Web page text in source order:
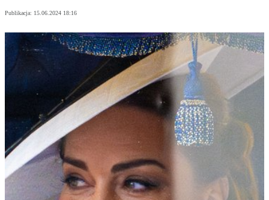
Publikacja: 15.06.2024 18:16